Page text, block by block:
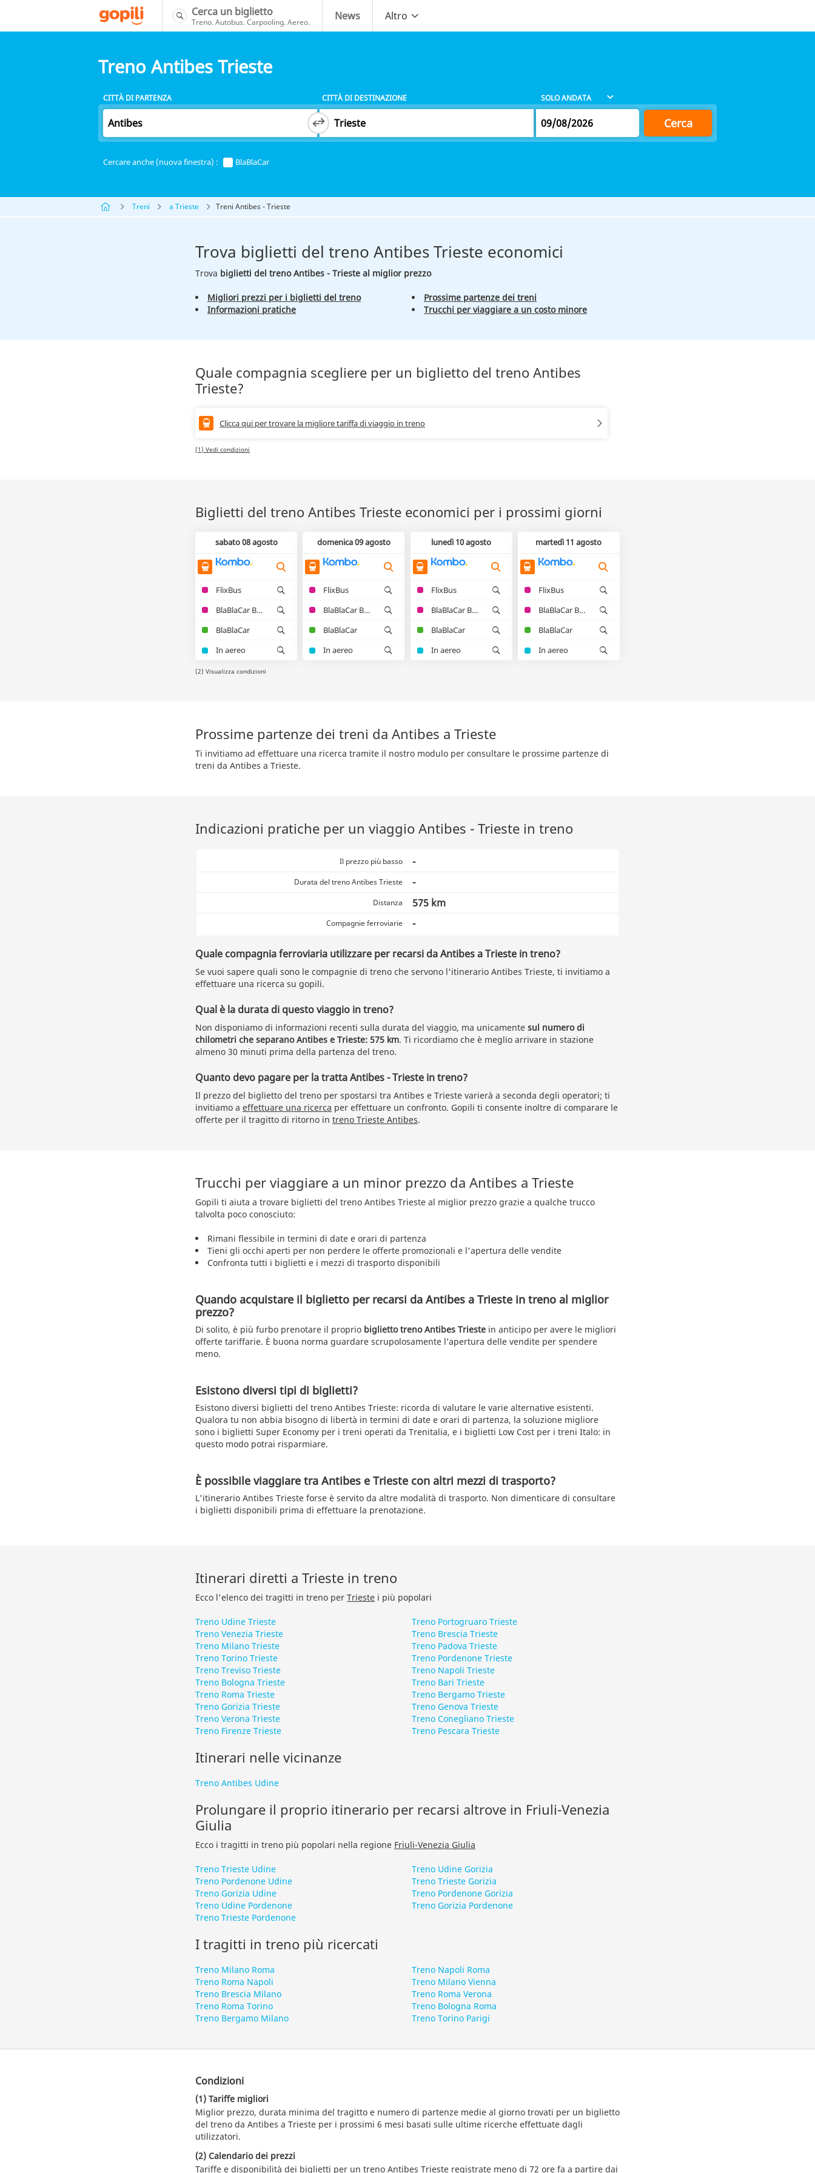
Cerca un biglietto
Treno. Autobus. Carpooling. Aereo. News Altro
Treno Antibes Trieste
CITTÀ DI PARTENZA CITTÀ DI DESTINAZIONE
Cerca
Cercare anche (nuova finestra) : BlaBlaCar
Treni a Trieste Treni Antibes - Trieste
Trova biglietti del treno Antibes Trieste economici
Trova biglietti del treno Antibes - Trieste al miglior prezzo
Migliori prezzi per i biglietti del treno
Informazioni pratiche
Prossime partenze dei treni
Trucchi per viaggiare a un costo minore
Quale compagnia scegliere per un biglietto del treno Antibes
Trieste?
Clicca qui per trovare la migliore tariffa di viaggio in treno
(1) Vedi condizioni
Biglietti del treno Antibes Trieste economici per i prossimi giorni
sabato 08 agosto
FlixBus
BlaBlaCar Bus
BlaBlaCar
In aereo
domenica 09 agosto
FlixBus
BlaBlaCar Bus
BlaBlaCar
In aereo
lunedì 10 agosto
FlixBus
BlaBlaCar Bus
BlaBlaCar
In aereo
martedì 11 agosto
FlixBus
BlaBlaCar Bus
BlaBlaCar
In aereo
(2) Visualizza condizioni
Prossime partenze dei treni da Antibes a Trieste
Ti invitiamo ad effettuare una ricerca tramite il nostro modulo per consultare le prossime partenze di
treni da Antibes a Trieste.
Indicazioni pratiche per un viaggio Antibes - Trieste in treno
Il prezzo più basso -
Durata del treno Antibes Trieste -
Distanza 575 km
Compagnie ferroviarie -
Quale compagnia ferroviaria utilizzare per recarsi da Antibes a Trieste in treno?
Se vuoi sapere quali sono le compagnie di treno che servono l'itinerario Antibes Trieste, ti invitiamo a
effettuare una ricerca su gopili.
Qual è la durata di questo viaggio in treno?
Non disponiamo di informazioni recenti sulla durata del viaggio, ma unicamente sul numero di
chilometri che separano Antibes e Trieste: 575 km. Ti ricordiamo che è meglio arrivare in stazione
almeno 30 minuti prima della partenza del treno.
Quanto devo pagare per la tratta Antibes - Trieste in treno?
Il prezzo del biglietto del treno per spostarsi tra Antibes e Trieste varierà a seconda degli operatori; ti
invitiamo a effettuare una ricerca per effettuare un confronto. Gopili ti consente inoltre di comparare le
offerte per il tragitto di ritorno in treno Trieste Antibes.
Trucchi per viaggiare a un minor prezzo da Antibes a Trieste
Gopili ti aiuta a trovare biglietti del treno Antibes Trieste al miglior prezzo grazie a qualche trucco
talvolta poco conosciuto:
Rimani flessibile in termini di date e orari di partenza
Tieni gli occhi aperti per non perdere le offerte promozionali e l'apertura delle vendite
Confronta tutti i biglietti e i mezzi di trasporto disponibili
Quando acquistare il biglietto per recarsi da Antibes a Trieste in treno al miglior
prezzo?
Di solito, è più furbo prenotare il proprio biglietto treno Antibes Trieste in anticipo per avere le migliori
offerte tariffarie. È buona norma guardare scrupolosamente l’apertura delle vendite per spendere
meno.
Esistono diversi tipi di biglietti?
Esistono diversi biglietti del treno Antibes Trieste: ricorda di valutare le varie alternative esistenti.
Qualora tu non abbia bisogno di libertà in termini di date e orari di partenza, la soluzione migliore
sono i biglietti Super Economy per i treni operati da Trenitalia, e i biglietti Low Cost per i treni Italo: in
questo modo potrai risparmiare.
È possibile viaggiare tra Antibes e Trieste con altri mezzi di trasporto?
L'itinerario Antibes Trieste forse è servito da altre modalità di trasporto. Non dimenticare di consultare
i biglietti disponibili prima di effettuare la prenotazione.
Itinerari diretti a Trieste in treno
Ecco l'elenco dei tragitti in treno per Trieste i più popolari
Treno Udine Trieste
Treno Venezia Trieste
Treno Milano Trieste
Treno Torino Trieste
Treno Treviso Trieste
Treno Bologna Trieste
Treno Roma Trieste
Treno Gorizia Trieste
Treno Verona Trieste
Treno Firenze Trieste
Treno Portogruaro Trieste
Treno Brescia Trieste
Treno Padova Trieste
Treno Pordenone Trieste
Treno Napoli Trieste
Treno Bari Trieste
Treno Bergamo Trieste
Treno Genova Trieste
Treno Conegliano Trieste
Treno Pescara Trieste
Itinerari nelle vicinanze
Treno Antibes Udine
Prolungare il proprio itinerario per recarsi altrove in Friuli-Venezia
Giulia
Ecco i tragitti in treno più popolari nella regione Friuli-Venezia Giulia
Treno Trieste Udine
Treno Pordenone Udine
Treno Gorizia Udine
Treno Udine Pordenone
Treno Trieste Pordenone
Treno Udine Gorizia
Treno Trieste Gorizia
Treno Pordenone Gorizia
Treno Gorizia Pordenone
I tragitti in treno più ricercati
Treno Milano Roma
Treno Roma Napoli
Treno Brescia Milano
Treno Roma Torino
Treno Bergamo Milano
Treno Napoli Roma
Treno Milano Vienna
Treno Roma Verona
Treno Bologna Roma
Treno Torino Parigi
Condizioni
(1) Tariffe migliori
Miglior prezzo, durata minima del tragitto e numero di partenze medie al giorno trovati per un biglietto
del treno da Antibes a Trieste per i prossimi 6 mesi basati sulle ultime ricerche effettuate dagli
utilizzatori.
(2) Calendario dei prezzi
Tariffe e disponibilità dei biglietti per un treno Antibes Trieste registrate meno di 72 ore fa a partire dai